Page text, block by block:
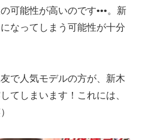
可能性が高いのです•••。新
なってしまう可能性が十分
で人気モデルの方が、新木
てしまいます！これには、